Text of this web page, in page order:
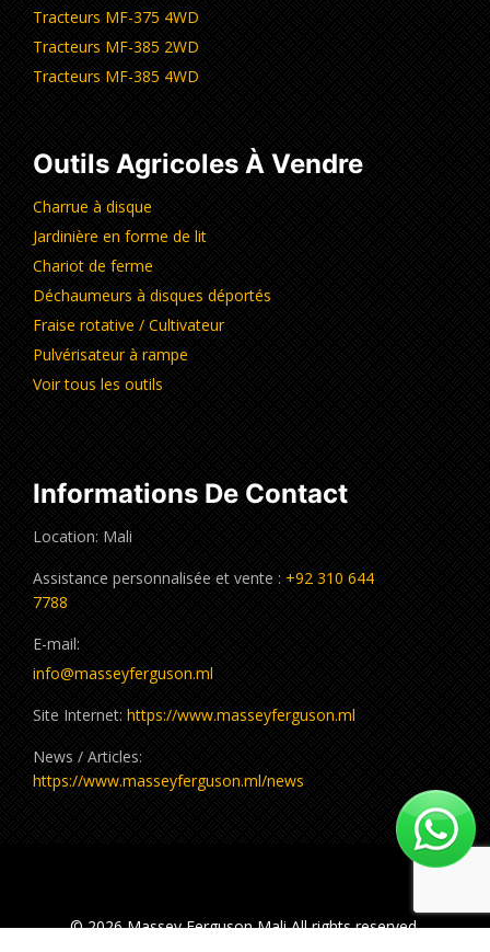
Tracteurs MF-375 4WD
Tracteurs MF-385 2WD
Tracteurs MF-385 4WD
Outils Agricoles À Vendre
Charrue à disque
Jardinière en forme de lit
Chariot de ferme
Déchaumeurs à disques déportés
Fraise rotative / Cultivateur
Pulvérisateur à rampe
Voir tous les outils
Informations De Contact
Location: Mali
Assistance personnalisée et vente : +92 310 644
7788
E-mail:
info@masseyferguson.ml
Site Internet: https://www.masseyferguson.ml
News / Articles:
https://www.masseyferguson.ml/news
© 2026 Massey Ferguson Mali All rights reserved.